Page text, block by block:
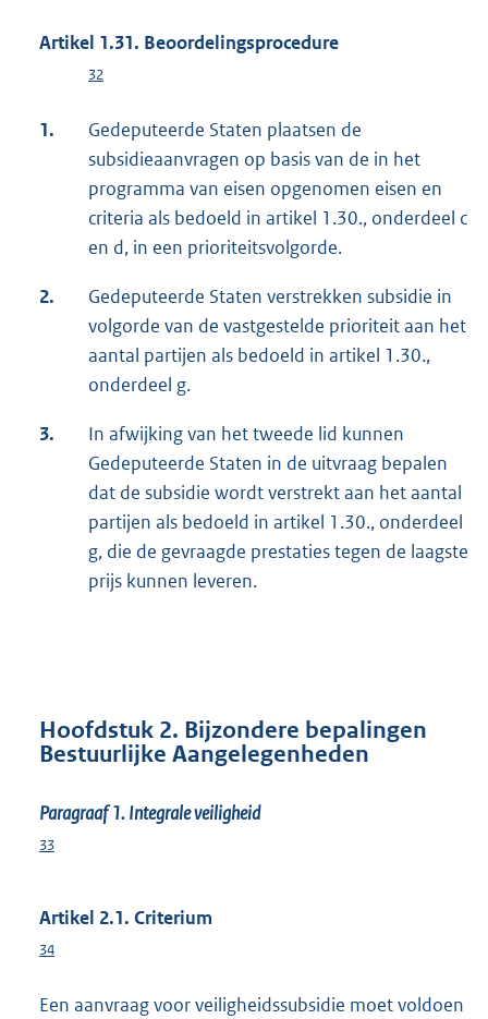
Artikel 1.31. Beoordelingsprocedure
32
1.
Gedeputeerde Staten plaatsen de
subsidieaanvragen op basis van de in het
programma van eisen opgenomen eisen en
criteria als bedoeld in artikel 1.30., onderdeel c
en d, in een prioriteitsvolgorde.
2.
Gedeputeerde Staten verstrekken subsidie in
volgorde van de vastgestelde prioriteit aan het
aantal partijen als bedoeld in artikel 1.30.,
onderdeel g.
3.
In afwijking van het tweede lid kunnen
Gedeputeerde Staten in de uitvraag bepalen
dat de subsidie wordt verstrekt aan het aantal
partijen als bedoeld in artikel 1.30., onderdeel
g, die de gevraagde prestaties tegen de laagste
prijs kunnen leveren.
Hoofdstuk 2. Bijzondere bepalingen
Bestuurlijke Aangelegenheden
Paragraaf 1. Integrale veiligheid
33
Artikel 2.1. Criterium
34
Een aanvraag voor veiligheidssubsidie moet voldoen